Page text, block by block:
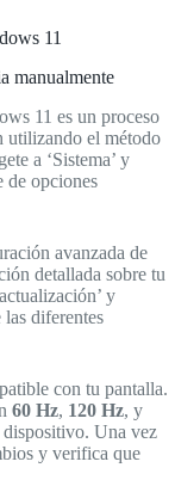
11
manualmente
11 es un proceso
utilizando el método
a ‘Sistema’ y
de opciones
avanzada de
detallada sobre tu
y
las diferentes
con tu pantalla.
60 Hz, 120 Hz, y
dispositivo. Una vez
y verifica que